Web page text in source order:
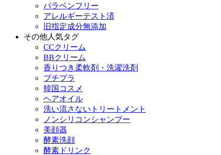
パラベンフリー
アレルギーテスト済
旧指定成分無添加
その他人気タグ
CCクリーム
BBクリーム
香りつき柔軟剤・洗濯洗剤
プチプラ
韓国コスメ
ヘアオイル
洗い流さないトリートメント
ノンシリコンシャンプー
美顔器
酵素洗顔
酵素ドリンク